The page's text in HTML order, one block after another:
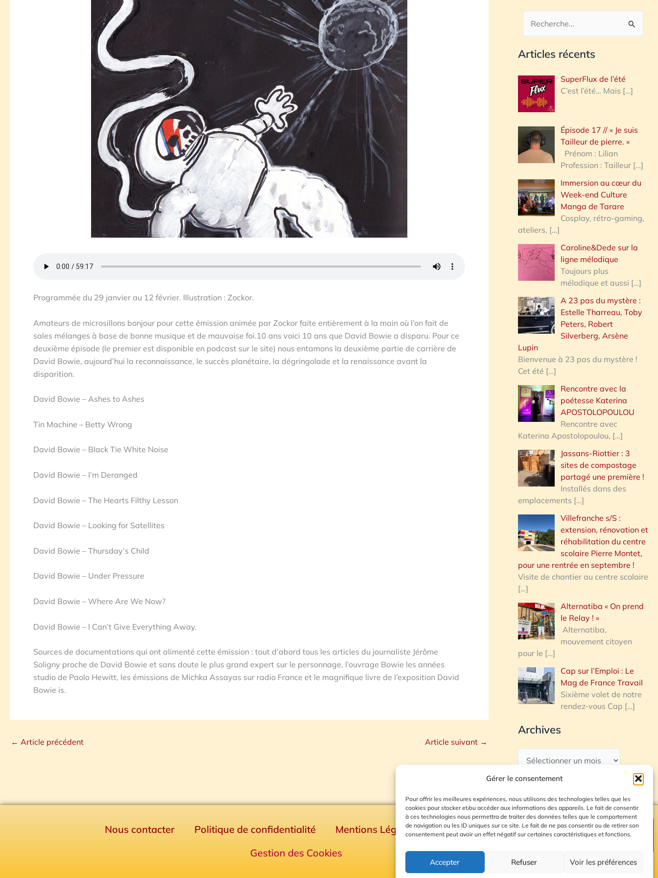
Gérer le consentement
Pour offrir les meilleures expériences, nous utilisons des technologies telles que les
cookies pour stocker et/ou accéder aux informations des appareils. Le fait de consentir
à ces technologies nous permettra de traiter des données telles que le comportement
de navigation ou les ID uniques sur ce site. Le fait de ne pas consentir ou de retirer son
consentement peut avoir un effet négatif sur certaines caractéristiques et fonctions.
Accepter Refuser Voir les préférences
Programmée du 29 janvier au 12 février. Illustration : Zockor.
Amateurs de microsillons bonjour pour cette émission animée par Zockor faite entièrement à la main où l’on fait de
sales mélanges à base de bonne musique et de mauvaise foi.10 ans voici 10 ans que David Bowie a disparu. Pour ce
deuxième épisode (le premier est disponible en podcast sur le site) nous entamons la deuxième partie de carrière de
David Bowie, aujourd’hui la reconnaissance, le succès planétaire, la dégringolade et la renaissance avant la
disparition.
David Bowie – Ashes to Ashes
Tin Machine – Betty Wrong
David Bowie – Black Tie White Noise
David Bowie – I’m Deranged
David Bowie – The Hearts Filthy Lesson
David Bowie – Looking for Satellites
David Bowie – Thursday’s Child
David Bowie – Under Pressure
David Bowie – Where Are We Now?
David Bowie – I Can’t Give Everything Away.
Sources de documentations qui ont alimenté cette émission : tout d’abord tous les articles du journaliste Jérôme
Soligny proche de David Bowie et sans doute le plus grand expert sur le personnage, l’ouvrage Bowie les années
studio de Paolo Hewitt, les émissions de Michka Assayas sur radio France et le magnifique livre de l’exposition David
Bowie is.
← Article précédent Article suivant →
c
h
r
h
e
:
Articles récents
SuperFlux de l’été
C’est l’été… Mais […]
Épisode 17 // « Je suis
Tailleur de pierre. »
Prénom : Lilian
Profession : Tailleur […]
Immersion au cœur du
Week-end Culture
Manga de Tarare
Cosplay, rétro-gaming,
ateliers, […]
Caroline&Dede sur la
ligne mélodique
Toujours plus
mélodique et aussi […]
A 23 pas du mystère :
Estelle Tharreau, Toby
Peters, Robert
Silverberg, Arsène
Lupin
Bienvenue à 23 pas du mystère !
Cet été […]
Rencontre avec la
poétesse Katerina
APOSTOLOPOULOU
Rencontre avec
Katerina Apostolopoulou, […]
Jassans-Riottier : 3
sites de compostage
partagé une première !
Installés dans des
emplacements […]
Villefranche s/S :
extension, rénovation et
réhabilitation du centre
scolaire Pierre Montet,
pour une rentrée en septembre !
Visite de chantier au centre scolaire
[…]
Alternatiba « On prend
le Relay ! »
Alternatiba,
mouvement citoyen
pour le […]
Cap sur l’Emploi : Le
Mag de France Travail
Sixième volet de notre
rendez-vous Cap […]
Archives
Nous contacter Politique de confidentialité Mentions Légales
Plan du site
Gestion des Cookies